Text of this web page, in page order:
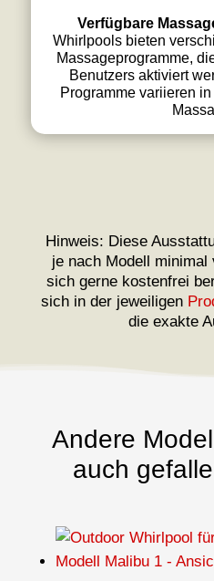
Verfügbare
Whirlpools bieten
Massageprogramme,
Benutzers aktiviert
Programme variieren
Hinweis: Diese
je nach Modell
sich gerne kostenfrei
sich in der jeweiligen
die exakte
Andere
auch